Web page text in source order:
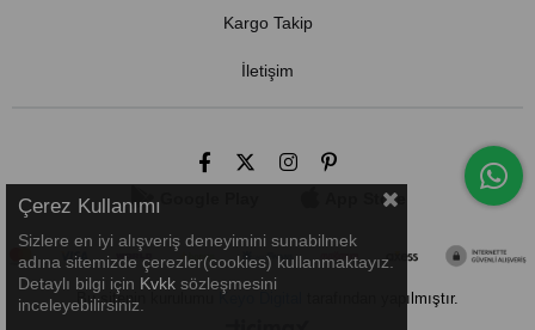
Kargo Takip
İletişim
App Store
Bu sitenin kurulumu Keyo Digital tarafından yapılmıştır.
Çerez Kullanımı
Sizlere en iyi alışveriş deneyimini sunabilmek
adına sitemizde çerezler(cookies) kullanmaktayız.
Detaylı bilgi için Kvkk sözleşmesini
inceleyebilirsiniz.